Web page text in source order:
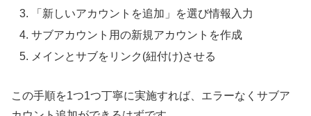
「新しいアカウントを追加」を選び情報入力
サブアカウント用の新規アカウントを作成
メインとサブをリンク(紐付け)させる
この手順を1つ1つ丁寧に実施すれば、エラーなくサブア